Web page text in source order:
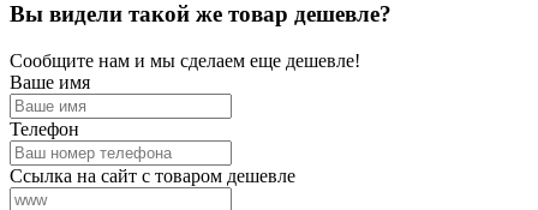
Вы видели такой же товар дешевле?
Сообщите нам и мы сделаем еще дешевле!
Ваше имя
Телефон
Ссылка на сайт с товаром дешевле